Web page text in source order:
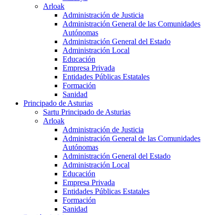
Arloak
Administración de Justicia
Administración General de las Comunidades
Autónomas
Administración General del Estado
Administración Local
Educación
Empresa Privada
Entidades Públicas Estatales
Formación
Sanidad
Principado de Asturias
Sartu Principado de Asturias
Arloak
Administración de Justicia
Administración General de las Comunidades
Autónomas
Administración General del Estado
Administración Local
Educación
Empresa Privada
Entidades Públicas Estatales
Formación
Sanidad